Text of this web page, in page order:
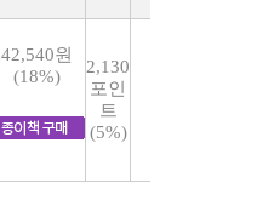
42,540원
(18%)
2,130
포인
트
(5%)